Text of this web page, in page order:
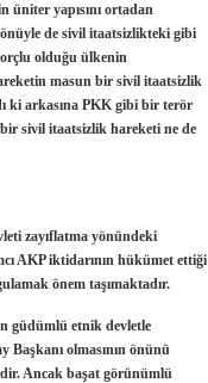
üniter yapısını ortadan
de sivil itaatsizlikteki gibi
olduğu ülkenin
masun bir sivil itaatsizlik
ki arkasına PKK gibi bir terör
sivil itaatsizlik hareketi ne de
zayıflatma yönündeki
AKP iktidarının hükümet ettiği
önem taşımaktadır.
güdümlü etnik devletle
Başkanı olmasının önünü
Ancak başat görünümlü